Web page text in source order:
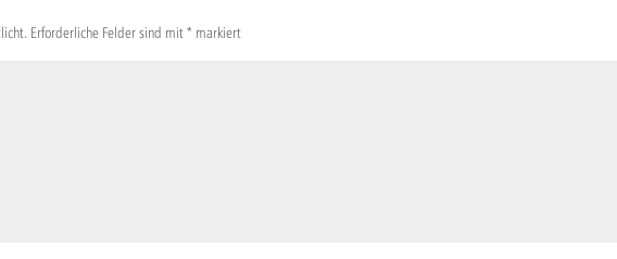
Erforderliche Felder sind mit* markiert